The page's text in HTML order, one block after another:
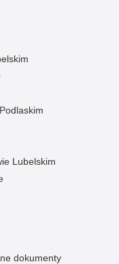
Lubelskim
dokumenty